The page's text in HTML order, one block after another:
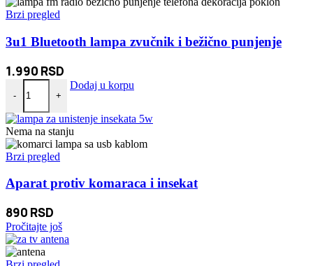
Brzi pregled
3u1 Bluetooth lampa zvučnik i bežično punjenje
1.990 RSD
-
3u1 Bluetooth lampa zvučnik i bežično punjenje količina
+
Dodaj u korpu
Nema na stanju
Brzi pregled
Aparat protiv komaraca i insekat
890 RSD
Pročitajte još